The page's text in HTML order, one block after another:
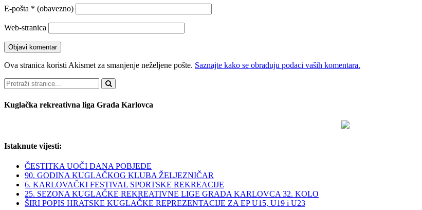
E-pošta * (obavezno)
Web-stranica
Ova stranica koristi Akismet za smanjenje neželjene pošte. Saznajte kako se obrađuju podaci vaših komentara.
Pretraži
Kuglačka rekreativna liga Grada Karlovca
Istaknute vijesti:
ČESTITKA UOČI DANA POBJEDE
90. GODINA KUGLAČKOG KLUBA ŽELJEZNIČAR
6. KARLOVAČKI FESTIVAL SPORTSKE REKREACIJE
25. SEZONA KUGLAČKE REKREATIVNE LIGE GRADA KARLOVCA 32. KOLO
ŠIRI POPIS HRATSKE KUGLAČKE REPREZENTACIJE ZA EP U15, U19 i U23